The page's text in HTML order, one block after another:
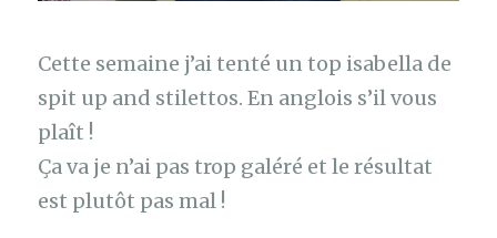
Cette semaine j’ai tenté un top isabella de
spit up and stilettos. En anglois s’il vous
plaît !
Ça va je n’ai pas trop galéré et le résultat
est plutôt pas mal !